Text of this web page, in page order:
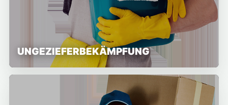
UNGEZIEFERBEKÄMPFUNG